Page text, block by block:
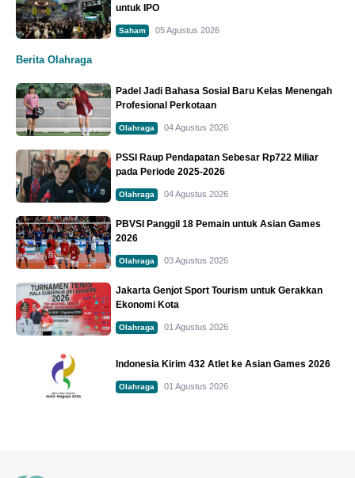
untuk IPO
Saham 05 Agustus 2026
Berita Olahraga
Padel Jadi Bahasa Sosial Baru Kelas Menengah
Profesional Perkotaan
Olahraga 04 Agustus 2026
PSSI Raup Pendapatan Sebesar Rp722 Miliar
pada Periode 2025-2026
Olahraga 04 Agustus 2026
PBVSI Panggil 18 Pemain untuk Asian Games
2026
Olahraga 03 Agustus 2026
Jakarta Genjot Sport Tourism untuk Gerakkan
Ekonomi Kota
Olahraga 01 Agustus 2026
Indonesia Kirim 432 Atlet ke Asian Games 2026
Olahraga 01 Agustus 2026